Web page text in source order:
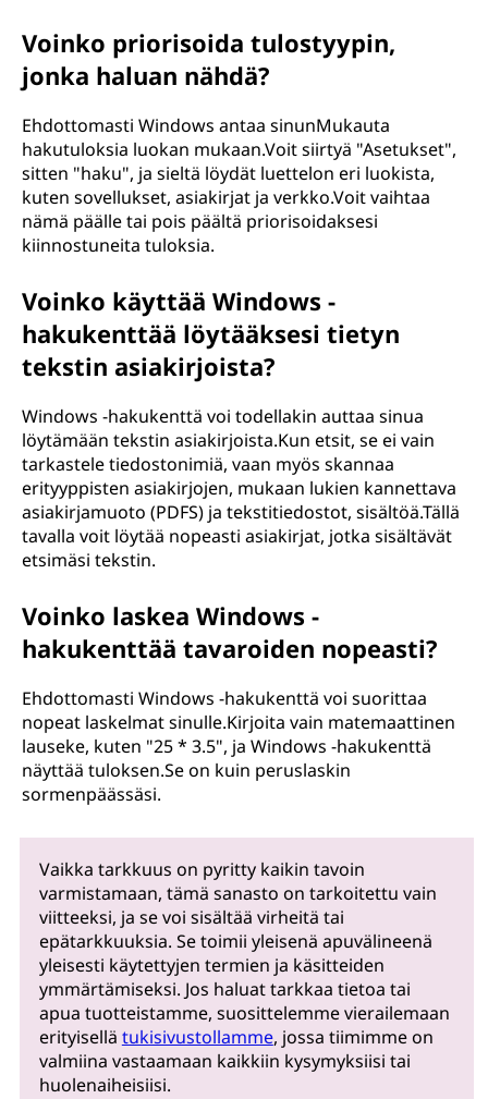
Voinko priorisoida tulostyypin,
jonka haluan nähdä?
Ehdottomasti Windows antaa sinunMukauta
hakutuloksia luokan mukaan.Voit siirtyä "Asetukset",
sitten "haku", ja sieltä löydät luettelon eri luokista,
kuten sovellukset, asiakirjat ja verkko.Voit vaihtaa
nämä päälle tai pois päältä priorisoidaksesi
kiinnostuneita tuloksia.
Voinko käyttää Windows -
hakukenttää löytääksesi tietyn
tekstin asiakirjoista?
Windows -hakukenttä voi todellakin auttaa sinua
löytämään tekstin asiakirjoista.Kun etsit, se ei vain
tarkastele tiedostonimiä, vaan myös skannaa
erityyppisten asiakirjojen, mukaan lukien kannettava
asiakirjamuoto (PDFS) ja tekstitiedostot, sisältöä.Tällä
tavalla voit löytää nopeasti asiakirjat, jotka sisältävät
etsimäsi tekstin.
Voinko laskea Windows -
hakukenttää tavaroiden nopeasti?
Ehdottomasti Windows -hakukenttä voi suorittaa
nopeat laskelmat sinulle.Kirjoita vain matemaattinen
lauseke, kuten "25 * 3.5", ja Windows -hakukenttä
näyttää tuloksen.Se on kuin peruslaskin
sormenpäässäsi.
Vaikka tarkkuus on pyritty kaikin tavoin
varmistamaan, tämä sanasto on tarkoitettu vain
viitteeksi, ja se voi sisältää virheitä tai
epätarkkuuksia. Se toimii yleisenä apuvälineenä
yleisesti käytettyjen termien ja käsitteiden
ymmärtämiseksi. Jos haluat tarkkaa tietoa tai
apua tuotteistamme, suosittelemme vierailemaan
erityisellä tukisivustollamme, jossa tiimimme on
valmiina vastaamaan kaikkiin kysymyksiisi tai
huolenaiheisiisi.